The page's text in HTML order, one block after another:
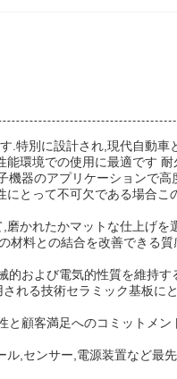
.特別に設計され,現代自動車
環境での使用に最適です 耐
器のアプリケーションで
とって不可欠である場合こ
かれたかマットな仕上げを
料との結合を改善できる質
および電気的性質を維持
れる技術セラミック基板に
顧客満足へのコミットメン
,センサー,電源装置など最